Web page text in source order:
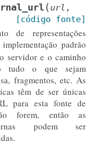
( url ,
[código fonte]
de representações
padrão
servidor e o caminho
tudo o que sejam
fragmentos, etc. As
têm de ser únicas
para esta fonte de
forem, então as
podem ser